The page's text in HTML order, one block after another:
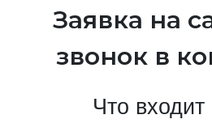
Заявка на
звонок в
Что входит